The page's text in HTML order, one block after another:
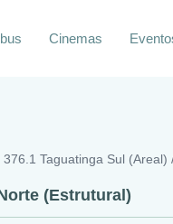
Cinemas
376.1 Taguatinga Sul
(Estrutural)